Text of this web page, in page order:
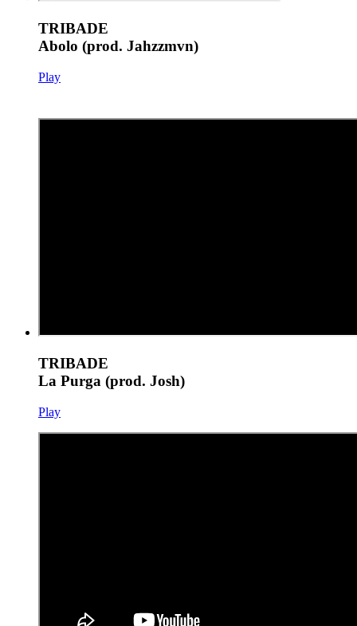
TRIBADE
Abolo (prod. Jahzzmvn)
Play
TRIBADE
La Purga (prod. Josh)
Play